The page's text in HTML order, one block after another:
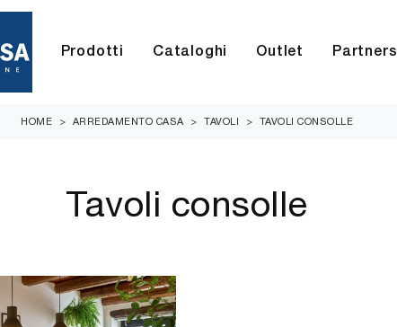
Prodotti Cataloghi Outlet Partners
HOME > ARREDAMENTO CASA > TAVOLI > TAVOLI CONSOLLE
Tavoli consolle